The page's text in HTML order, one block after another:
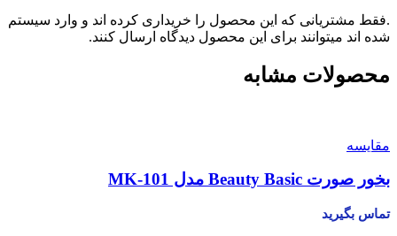
.فقط مشتریانی که این محصول را خریداری کرده اند و وارد سیستم
شده اند میتوانند برای این محصول دیدگاه ارسال کنند.
محصولات مشابه
مقایسه
بخور صورت Beauty Basic مدل MK-101
تماس بگیرید